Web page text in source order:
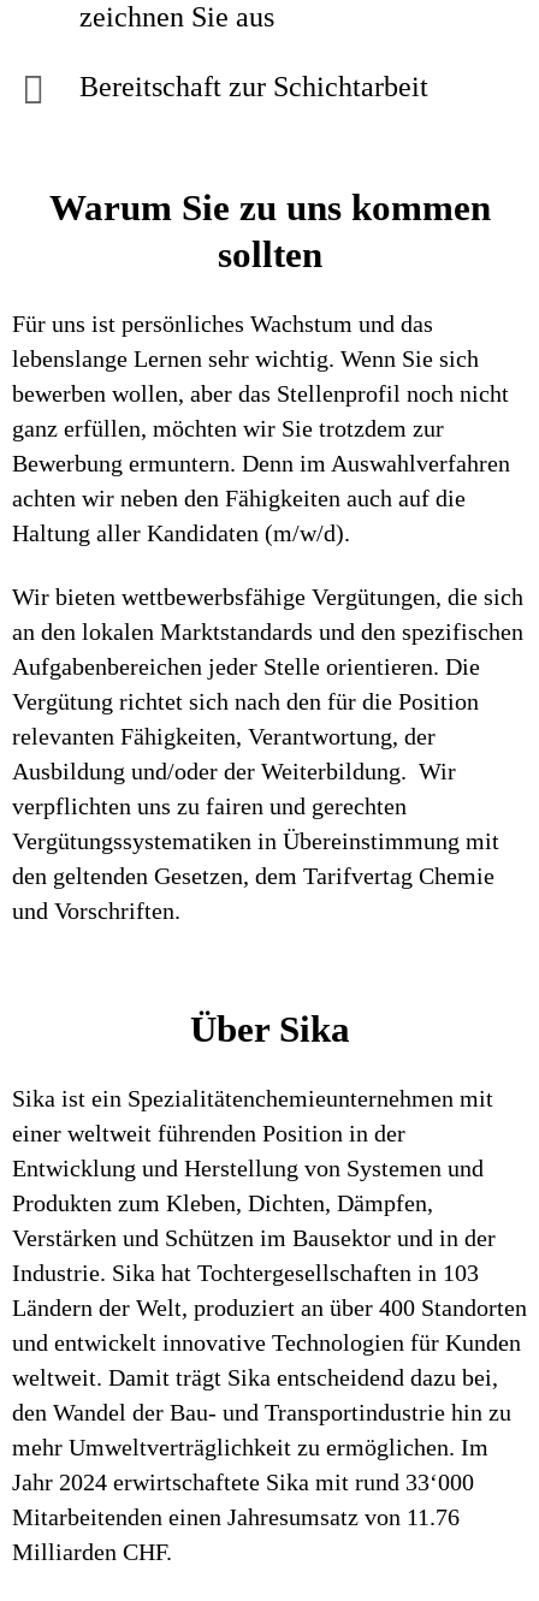
zeichnen Sie aus
Bereitschaft zur Schichtarbeit
Warum Sie zu uns kommen
sollten
Für uns ist persönliches Wachstum und das
lebenslange Lernen sehr wichtig. Wenn Sie sich
bewerben wollen, aber das Stellenprofil noch nicht
ganz erfüllen, möchten wir Sie trotzdem zur
Bewerbung ermuntern. Denn im Auswahlverfahren
achten wir neben den Fähigkeiten auch auf die
Haltung aller Kandidaten (m/w/d).
Wir bieten wettbewerbsfähige Vergütungen, die sich
an den lokalen Marktstandards und den spezifischen
Aufgabenbereichen jeder Stelle orientieren. Die
Vergütung richtet sich nach den für die Position
relevanten Fähigkeiten, Verantwortung, der
Ausbildung und/oder der Weiterbildung. Wir
verpflichten uns zu fairen und gerechten
Vergütungssystematiken in Übereinstimmung mit
den geltenden Gesetzen, dem Tarifvertag Chemie
und Vorschriften.
Über Sika
Sika ist ein Spezialitätenchemieunternehmen mit
einer weltweit führenden Position in der
Entwicklung und Herstellung von Systemen und
Produkten zum Kleben, Dichten, Dämpfen,
Verstärken und Schützen im Bausektor und in der
Industrie. Sika hat Tochtergesellschaften in 103
Ländern der Welt, produziert an über 400 Standorten
und entwickelt innovative Technologien für Kunden
weltweit. Damit trägt Sika entscheidend dazu bei,
den Wandel der Bau- und Transportindustrie hin zu
mehr Umweltverträglichkeit zu ermöglichen. Im
Jahr 2024 erwirtschaftete Sika mit rund 33‘000
Mitarbeitenden einen Jahresumsatz von 11.76
Milliarden CHF.